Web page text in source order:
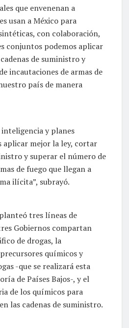
que envenenan a
usan a México para
con colaboración,
conjuntos podemos aplicar
de suministro y
incautaciones de armas de
país de manera
y planes
aplicar mejor la ley, cortar
y superar el número de
de fuego que llegan a
ilícita”, subrayó.
tres líneas de
Gobiernos compartan
de drogas, la
químicos y
-que se realizará esta
de Países Bajos-, y el
de los químicos para
las cadenas de suministro.